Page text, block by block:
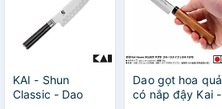
KAI - Shun
Classic - Dao
Dao gọt hoa quả
có nắp đậy Kai -